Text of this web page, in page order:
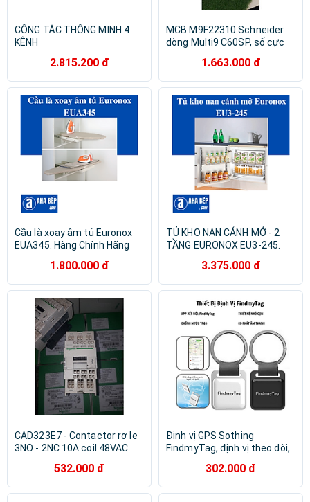
CÔNG TẮC THÔNG MINH 4
KÊNH
2.815.200 đ
MCB M9F22310 Schneider
dòng Multi9 C60SP, số cực
Curve, 10kA1.663.000 đ
Cầu là xoay âm tủ Euronox
EUA345. Hàng Chính Hãng
1.800.000 đ
TỦ KHO NAN CÁNH MỞ - 2
TẦNG EURONOX EU3-245.
3.375.000 đ
CAD323E7 - Contactor rơ le
3NO - 2NC 10A coil 48VAC
532.000 đ
Định vị GPS Sothing
FindmyTag, định vị theo dõi,
máy, người già, trẻ nhỏ-
Hàng chính hãng
302.000 đ